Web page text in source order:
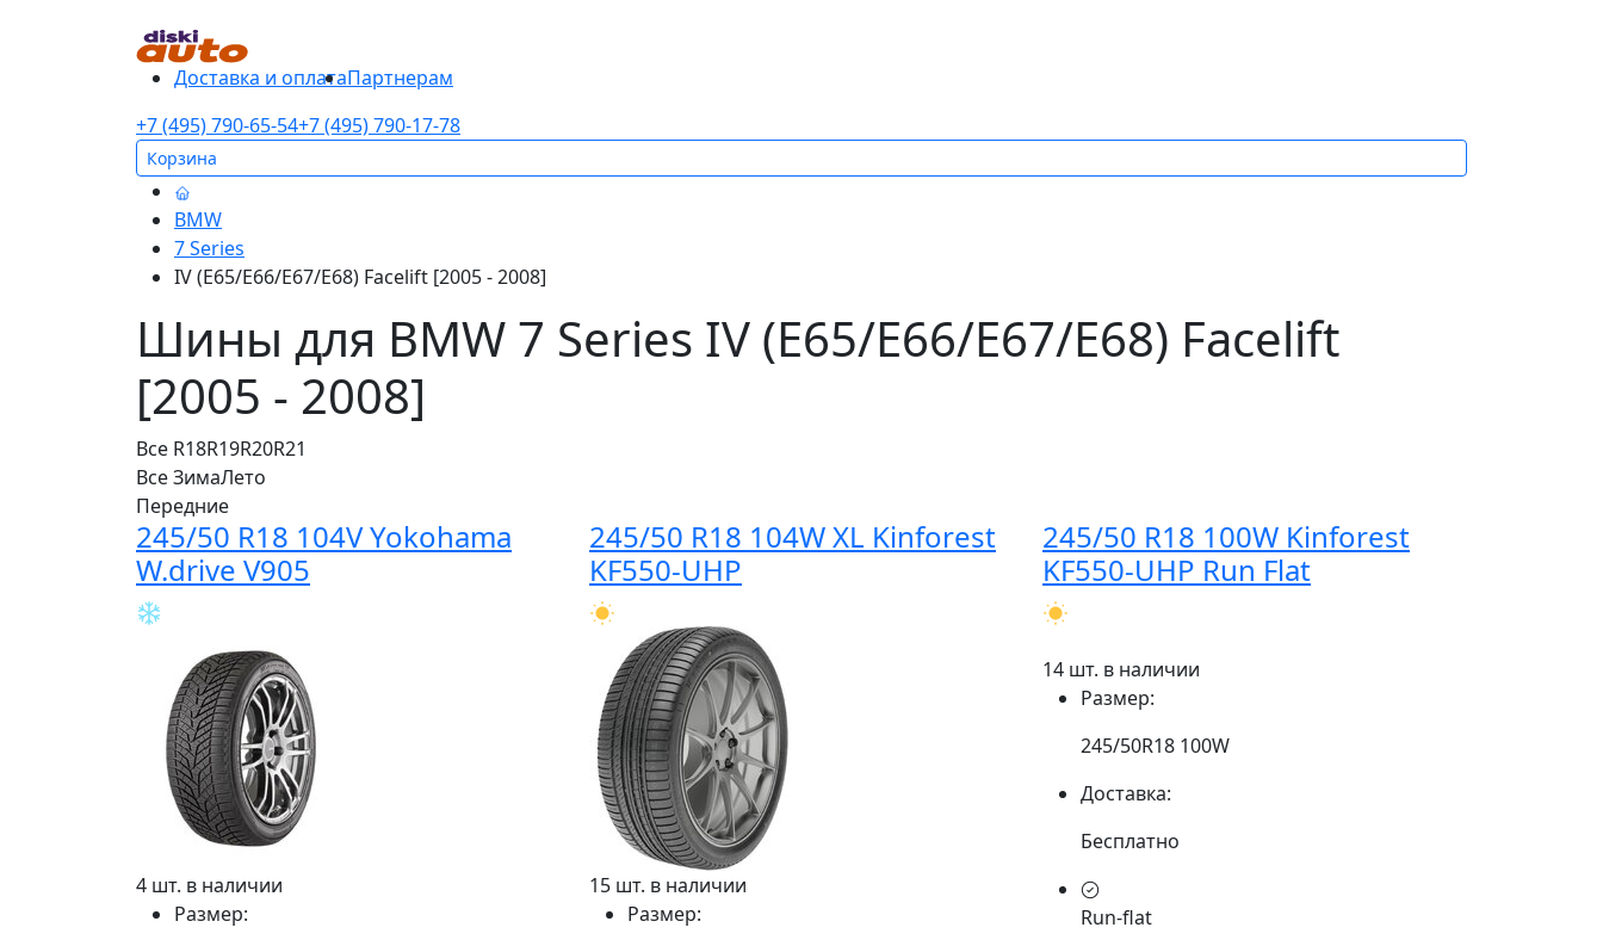
Доставка и оплатаПартнерам
+7 (495) 790-65-54+7 (495) 790-17-78
Корзина
BMW
7 Series
IV (E65/E66/E67/E68) Facelift [2005 - 2008]
Шины для BMW 7 Series IV (E65/E66/E67/E68) Facelift
[2005 - 2008]
Все R18R19R20R21
ВсеЗимаЛето
Передние
245/50 R18 104V Yokohama
W.drive V905
4 шт. в наличии
Размер:
245/50 R18 104W XL Kinforest
KF550-UHP
15 шт. в наличии
Размер:
245/50 R18 100W Kinforest
KF550-UHP Run Flat
14 шт. в наличии
Размер:
245/50R18 100W
Доставка:
Бесплатно
Run-flat